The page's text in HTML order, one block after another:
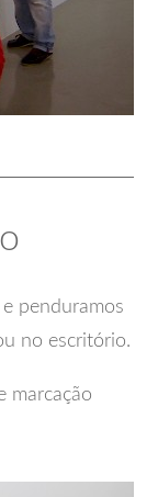
penduramos
no escritório.
marcação